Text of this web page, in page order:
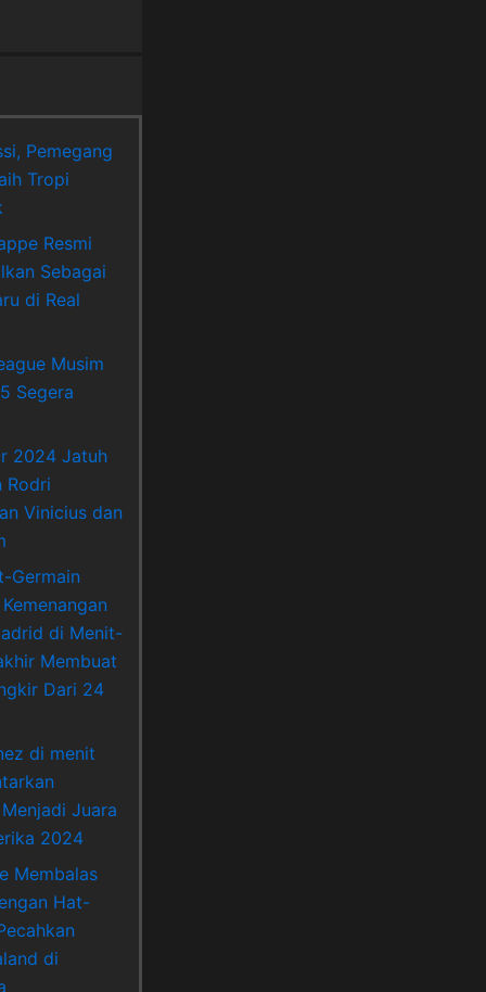
Pemegang
Tropi
Resmi
Sebagai
di Real
Musim
Segera
2024 Jatuh
Rodri
Vinicius dan
Germain
di Menit-
Membuat
Dari 24
di menit
Juara
2024
Membalas
Hat-
di